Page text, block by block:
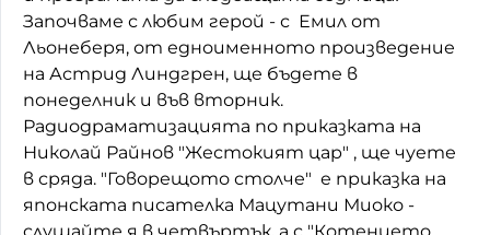
Като Айнщайн
Домашен любимец
Питаме Ви
До ре ми
Започваме с любим герой - с Емил от
Льонеберя, от едноименното произведение
на Астрид Линдгрен, ще бъдете в
понеделник и във вторник.
Радиодраматизацията по приказката на
Николай Райнов "Жестокият цар" , ще чуете
в сряда. "Говорещото столче" е приказка на
японската писателка Мацутани Миоко -